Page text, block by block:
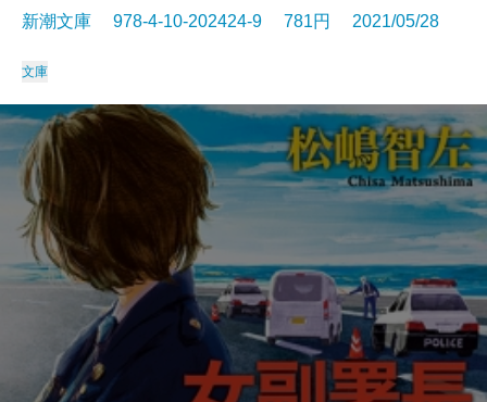
新潮文庫 978-4-10-202424-9 781円 2021/05/28
文庫